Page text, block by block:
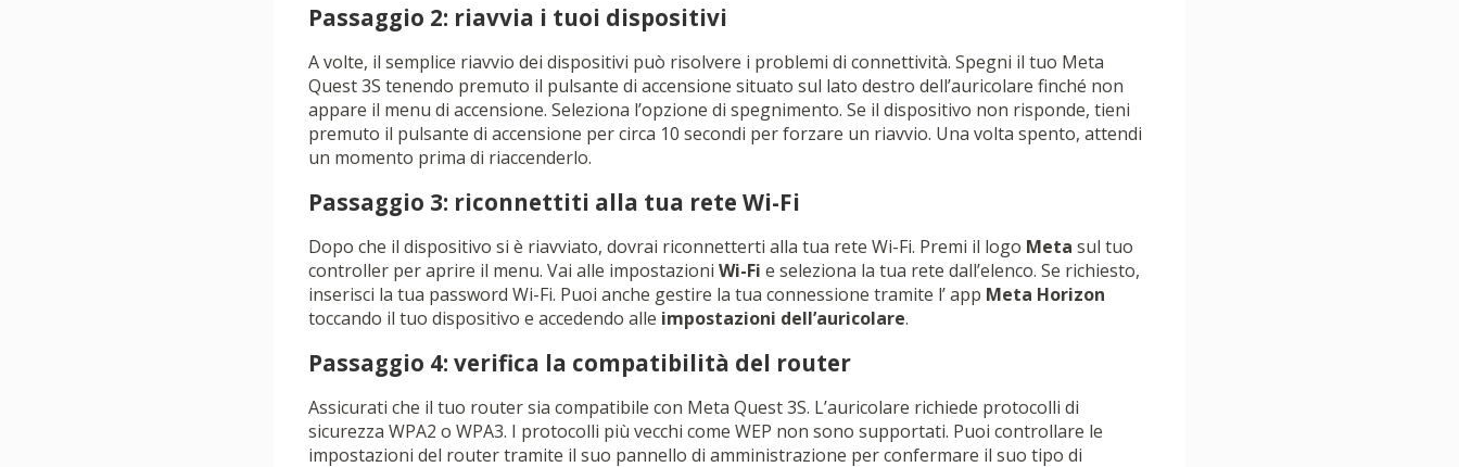
Passaggio 2: riavvia i tuoi dispositivi
A volte, il semplice riavvio dei dispositivi può risolvere i problemi di connettività. Spegni il tuo Meta
Quest 3S tenendo premuto il pulsante di accensione situato sul lato destro dell’auricolare finché non
appare il menu di accensione. Seleziona l’opzione di spegnimento. Se il dispositivo non risponde, tieni
premuto il pulsante di accensione per circa 10 secondi per forzare un riavvio. Una volta spento, attendi
un momento prima di riaccenderlo.
Passaggio 3: riconnettiti alla tua rete Wi-Fi
Dopo che il dispositivo si è riavviato, dovrai riconnetterti alla tua rete Wi-Fi. Premi il logo Meta sul tuo
controller per aprire il menu. Vai alle impostazioni Wi-Fi e seleziona la tua rete dall’elenco. Se richiesto,
inserisci la tua password Wi-Fi. Puoi anche gestire la tua connessione tramite l’ app Meta Horizon
toccando il tuo dispositivo e accedendo alle impostazioni dell’auricolare.
Passaggio 4: verifica la compatibilità del router
Assicurati che il tuo router sia compatibile con Meta Quest 3S. L’auricolare richiede protocolli di
sicurezza WPA2 o WPA3. I protocolli più vecchi come WEP non sono supportati. Puoi controllare le
impostazioni del router tramite il suo pannello di amministrazione per confermare il suo tipo di